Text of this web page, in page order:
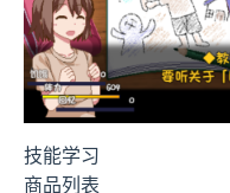
技能学习
商品列表